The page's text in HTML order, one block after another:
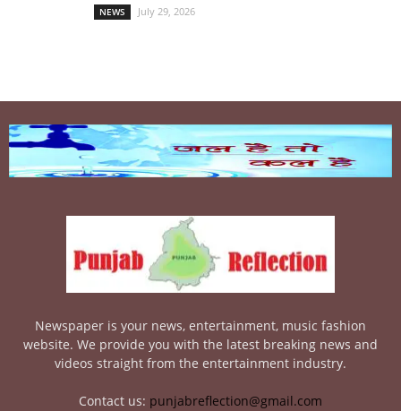
NEWS July 29, 2026
Newspaper is your news, entertainment, music fashion
website. We provide you with the latest breaking news and
videos straight from the entertainment industry.
Contact us: punjabreflection@gmail.com